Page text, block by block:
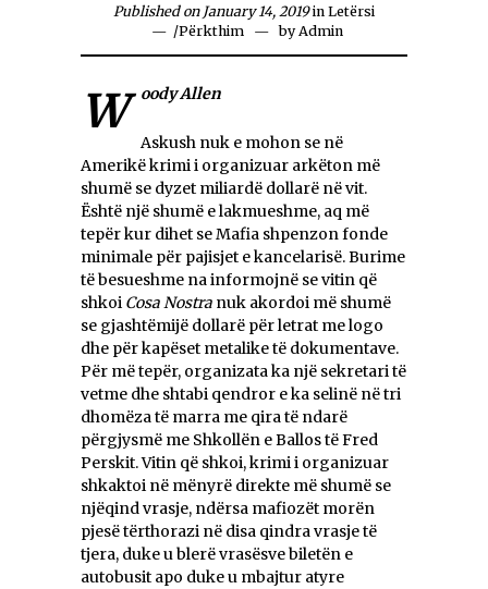
Published on January 14, 2019 in Letërsi
/Përkthim byAdmin
Woody Allen
Askush nuk e mohon se në
Amerikë krimi i organizuar arkëton më
shumë se dyzet miliardë dollarë në vit.
Është një shumë e lakmueshme, aq më
tepër kur dihet se Mafia shpenzon fonde
minimale për pajisjet e kancelarisë. Burime
të besueshme na informojnë se vitin që
shkoi Cosa Nostra nuk akordoi më shumë
se gjashtëmijë dollarë për letrat me logo
dhe për kapëset metalike të dokumentave.
Për më tepër, organizata ka një sekretari të
vetme dhe shtabi qendror e ka selinë në tri
dhomëza të marra me qira të ndarë
përgjysmë me Shkollën e Ballos të Fred
Perskit. Vitin që shkoi, krimi i organizuar
shkaktoi në mënyrë direkte më shumë se
njëqind vrasje, ndërsa mafiozët morën
pjesë tërthorazi në disa qindra vrasje të
tjera, duke u blerë vrasësve biletën e
autobusit apo duke u mbajtur atyre